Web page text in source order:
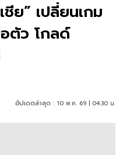
ย” เปลี่ยนเกม
ตัว โกลด์
อัปเดตล่าสุด : 10 พ.ค. 69 | 04:30 น.